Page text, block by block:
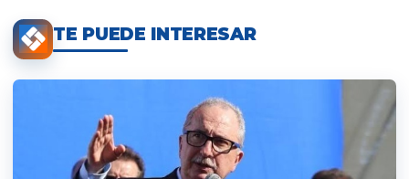
TE PUEDE INTERESAR